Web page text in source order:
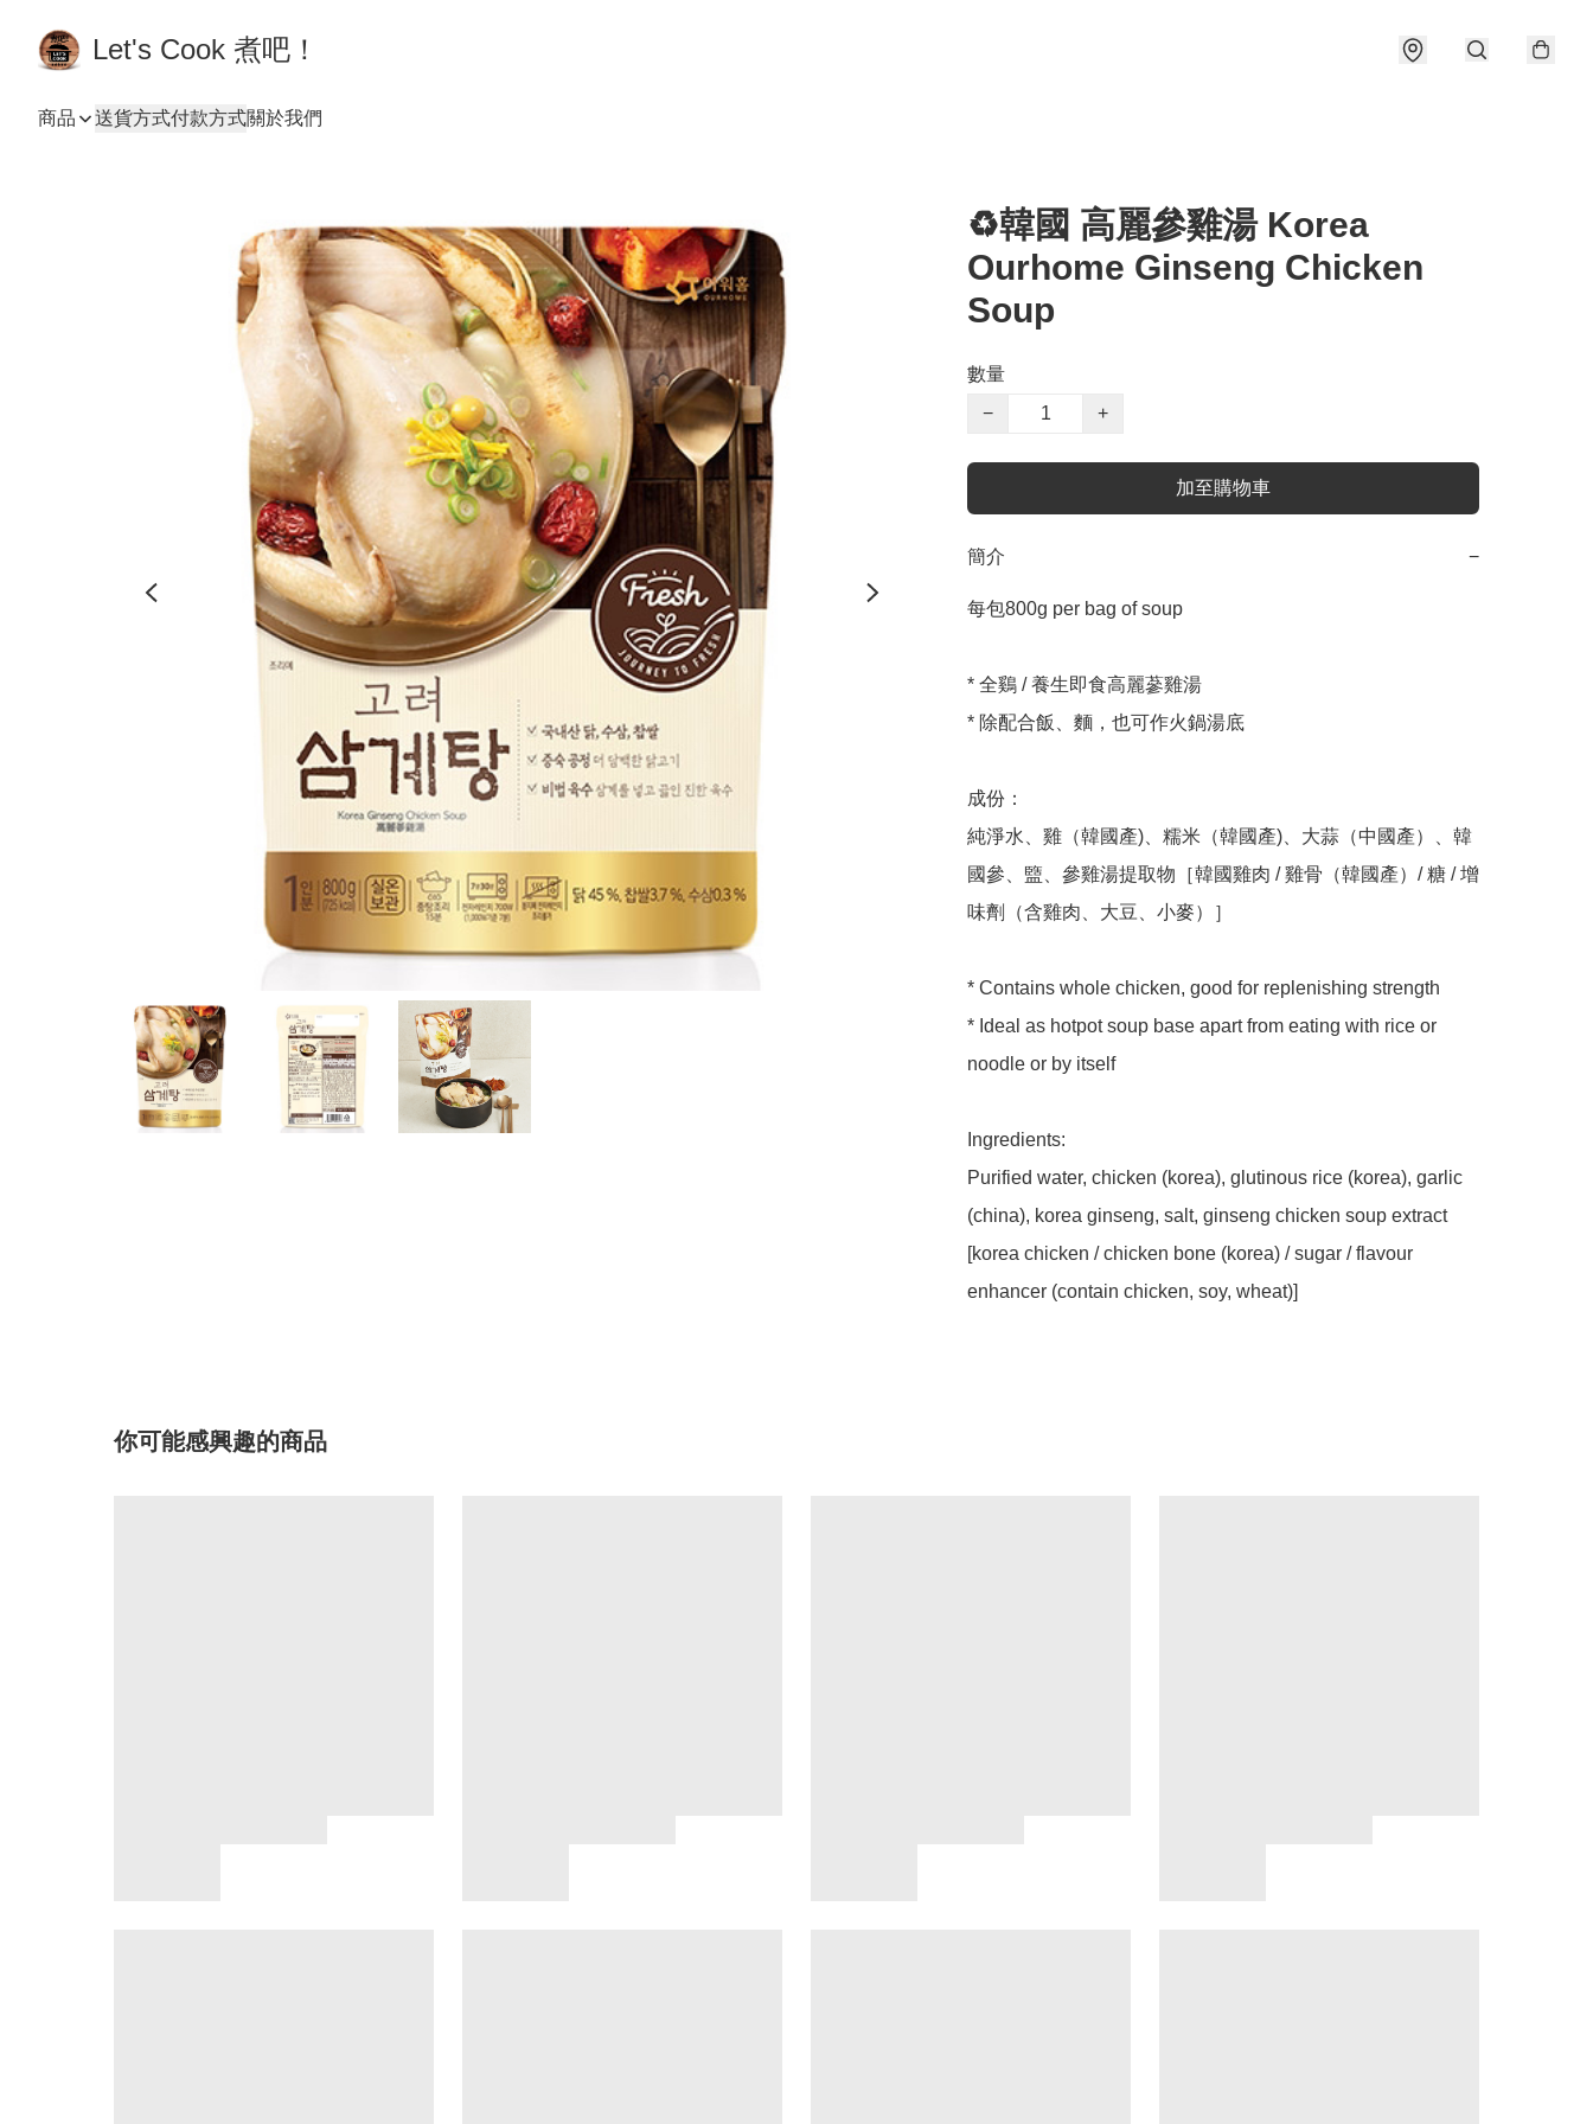
Let's Cook 煮吧！
商品 送貨方式付款方式關於我們
♻️韓國 高麗參雞湯 Korea
Ourhome Ginseng Chicken
Soup
數量
−
+
加至購物車
簡介 −
每包800g per bag of soup
* 全鷄 / 養生即食高麗蔘雞湯
* 除配合飯、麵，也可作火鍋湯底
成份：
純淨水、雞（韓國產)、糯米（韓國產)、大蒜（中國產）、韓
國參、盬、參雞湯提取物［韓國雞肉 / 雞骨（韓國產）/ 糖 / 增
味劑（含雞肉、大豆、小麥）］
* Contains whole chicken, good for replenishing strength
* Ideal as hotpot soup base apart from eating with rice or
noodle or by itself
Ingredients:
Purified water, chicken (korea), glutinous rice (korea), garlic
(china), korea ginseng, salt, ginseng chicken soup extract
[korea chicken / chicken bone (korea) / sugar / flavour
enhancer (contain chicken, soy, wheat)]
你可能感興趣的商品